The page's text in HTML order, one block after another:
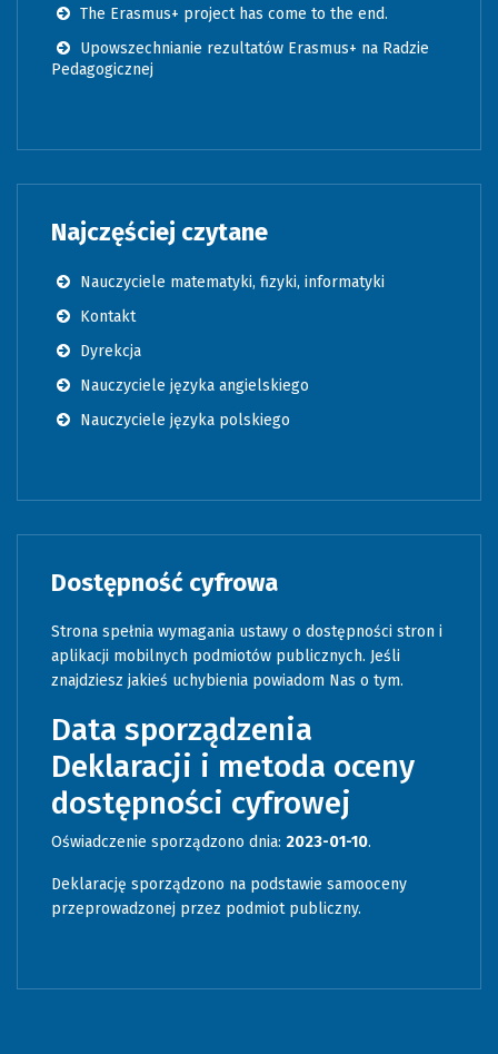
The Erasmus+ project has come to the end.
Upowszechnianie rezultatów Erasmus+ na Radzie
Pedagogicznej
Najczęściej czytane
Nauczyciele matematyki, fizyki, informatyki
Kontakt
Dyrekcja
Nauczyciele języka angielskiego
Nauczyciele języka polskiego
Dostępność cyfrowa
Strona spełnia wymagania ustawy o dostępności stron i
aplikacji mobilnych podmiotów publicznych. Jeśli
znajdziesz jakieś uchybienia powiadom Nas o tym.
Data sporządzenia
Deklaracji i metoda oceny
dostępności cyfrowej
Oświadczenie sporządzono dnia: 2023-01-10.
Deklarację sporządzono na podstawie samooceny
przeprowadzonej przez podmiot publiczny.